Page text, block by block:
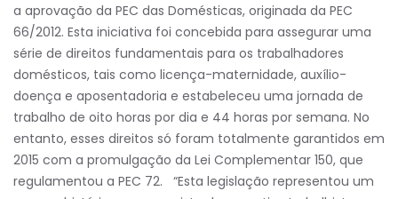
a aprovação da PEC das Domésticas, originada da PEC
66/2012. Esta iniciativa foi concebida para assegurar uma
série de direitos fundamentais para os trabalhadores
domésticos, tais como licença-maternidade, auxílio-
doença e aposentadoria e estabeleceu uma jornada de
trabalho de oito horas por dia e 44 horas por semana. No
entanto, esses direitos só foram totalmente garantidos em
2015 com a promulgação da Lei Complementar 150, que
regulamentou a PEC 72. “Esta legislação representou um